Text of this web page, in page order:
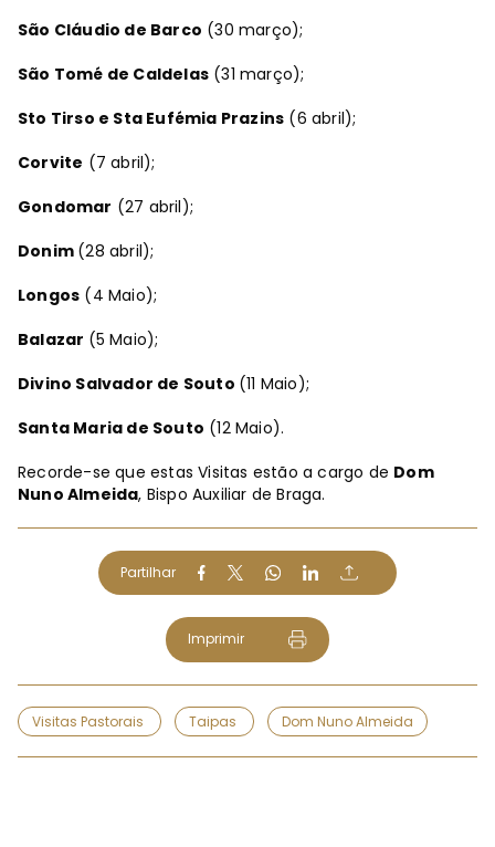
São Cláudio de Barco (30 março);
São Tomé de Caldelas (31 março);
Sto Tirso e Sta Eufémia Prazins (6 abril);
Corvite (7 abril);
Gondomar (27 abril);
Donim (28 abril);
Longos (4 Maio);
Balazar (5 Maio);
Divino Salvador de Souto (11 Maio);
Santa Maria de Souto (12 Maio).
Recorde-se que estas Visitas estão a cargo de Dom
Nuno Almeida, Bispo Auxiliar de Braga.
Partilhar
Imprimir
Visitas Pastorais Taipas Dom Nuno Almeida